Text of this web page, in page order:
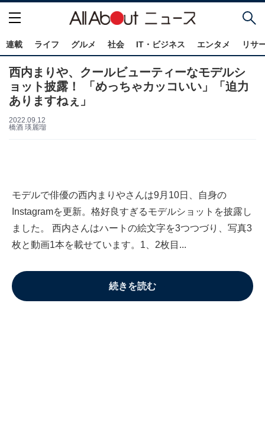
連載 ライフ グルメ 社会 IT・ビジネス エンタメ リサ
西内まりや、クールビューティーなモデルシ
ョット披露！ 「めっちゃカッコいい」「迫力
ありますねぇ」
2022.09.12
橋酒 瑛麗瑠
モデルで俳優の西内まりやさんは9月10日、自身の
Instagramを更新。格好良すぎるモデルショットを披露し
ました。 西内さんはハートの絵文字を3つつづり、写真3
枚と動画1本を載せています。1、2枚目...
続きを読む